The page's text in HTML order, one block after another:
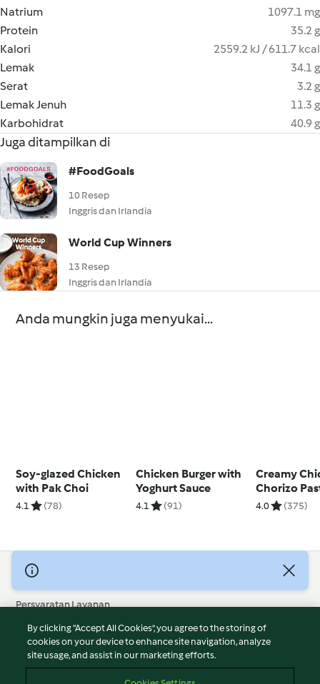
Natrium
1097.1 mg
Protein
35.2 g
Kalori
2559.2 kJ / 611.7 kcal
Lemak
34.1 g
Serat
3.2 g
Lemak Jenuh
11.3 g
Karbohidrat
40.9 g
Juga ditampilkan di
#FoodGoals
10 Resep
Inggris dan Irlandia
World Cup Winners
13 Resep
Inggris dan Irlandia
Anda mungkin juga menyukai...
Soy-glazed Chicken
with Pak Choi
4.1 (78)
Chicken Burger with
Yoghurt Sauce
4.1 (91)
Creamy
Chorizo
4.0 (375)
© Hak Cipta 2026
Persyaratan Layanan
Kebijakan Privasi
Penafian
Terbitan
By clicking “Accept All Cookies”, you agree to the storing of
cookies on your device to enhance site navigation, analyze
site usage, and assist in our marketing efforts.